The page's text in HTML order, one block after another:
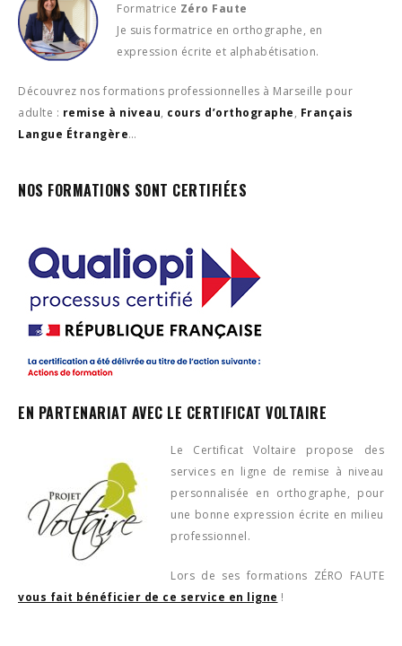
Formatrice Zéro Faute
Je suis formatrice en orthographe, en
expression écrite et alphabétisation.
Découvrez nos formations professionnelles à Marseille pour
adulte : remise à niveau, cours d’orthographe, Français
Langue Étrangère…
NOS FORMATIONS SONT CERTIFIÉES
EN PARTENARIAT AVEC LE CERTIFICAT VOLTAIRE
Le Certificat Voltaire propose des
services en ligne de remise à niveau
personnalisée en orthographe, pour
une bonne expression écrite en milieu
professionnel.
Lors de ses formations ZÉRO FAUTE
vous fait bénéficier de ce service en ligne !